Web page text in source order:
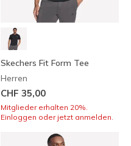
Skechers Fit Form Tee
Herren
CHF 35,00
Mitglieder erhalten 20%.
Einloggen oder jetzt anmelden.